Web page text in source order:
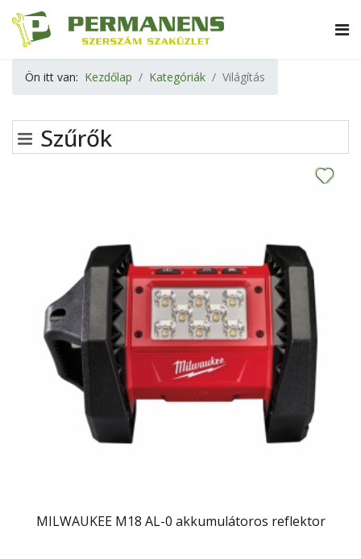
Ön itt van: Kezdőlap Kategóriák Világítás
Szűrők
MILWAUKEE M18 AL-0 akkumulátoros reflektor